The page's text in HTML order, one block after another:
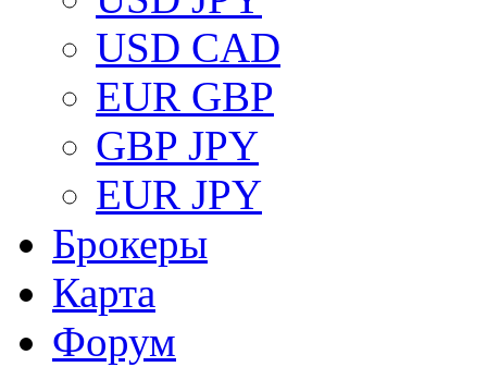
USD CAD
EUR GBP
GBP JPY
EUR JPY
Брокеры
Карта
Форум